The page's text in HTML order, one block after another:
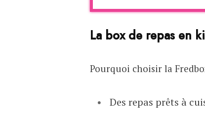
La box de repas en
Pourquoi choisir la
Des repas prêts à